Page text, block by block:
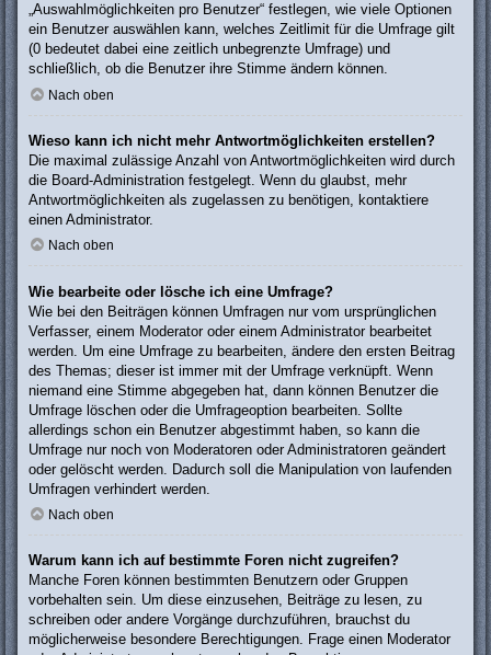
„Auswahlmöglichkeiten pro Benutzer“ festlegen, wie viele Optionen
ein Benutzer auswählen kann, welches Zeitlimit für die Umfrage gilt
(0 bedeutet dabei eine zeitlich unbegrenzte Umfrage) und
schließlich, ob die Benutzer ihre Stimme ändern können.
Nach oben
Wieso kann ich nicht mehr Antwortmöglichkeiten erstellen?
Die maximal zulässige Anzahl von Antwortmöglichkeiten wird durch
die Board-Administration festgelegt. Wenn du glaubst, mehr
Antwortmöglichkeiten als zugelassen zu benötigen, kontaktiere
einen Administrator.
Nach oben
Wie bearbeite oder lösche ich eine Umfrage?
Wie bei den Beiträgen können Umfragen nur vom ursprünglichen
Verfasser, einem Moderator oder einem Administrator bearbeitet
werden. Um eine Umfrage zu bearbeiten, ändere den ersten Beitrag
des Themas; dieser ist immer mit der Umfrage verknüpft. Wenn
niemand eine Stimme abgegeben hat, dann können Benutzer die
Umfrage löschen oder die Umfrageoption bearbeiten. Sollte
allerdings schon ein Benutzer abgestimmt haben, so kann die
Umfrage nur noch von Moderatoren oder Administratoren geändert
oder gelöscht werden. Dadurch soll die Manipulation von laufenden
Umfragen verhindert werden.
Nach oben
Warum kann ich auf bestimmte Foren nicht zugreifen?
Manche Foren können bestimmten Benutzern oder Gruppen
vorbehalten sein. Um diese einzusehen, Beiträge zu lesen, zu
schreiben oder andere Vorgänge durchzuführen, brauchst du
möglicherweise besondere Berechtigungen. Frage einen Moderator